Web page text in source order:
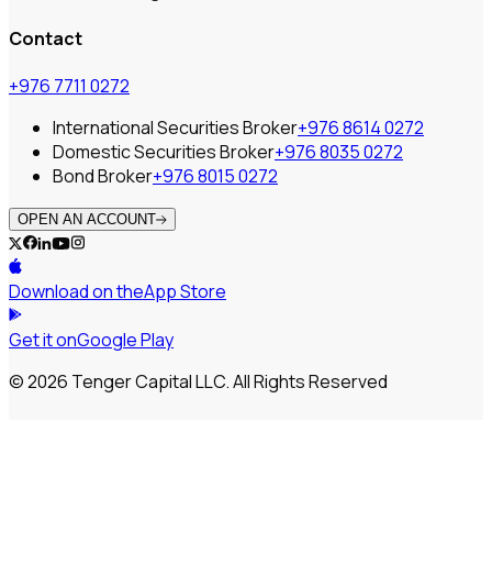
Contact
+976 7711 0272
International Securities Broker+976 8614 0272
Domestic Securities Broker+976 8035 0272
Bond Broker+976 8015 0272
OPEN AN ACCOUNT
Download on theApp Store
Get it onGoogle Play
© 2026 Tenger Capital LLC. All Rights Reserved